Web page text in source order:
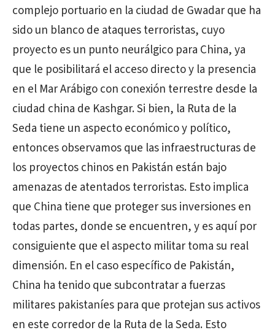
complejo portuario en la ciudad de Gwadar que ha
sido un blanco de ataques terroristas, cuyo
proyecto es un punto neurálgico para China, ya
que le posibilitará el acceso directo y la presencia
en el Mar Arábigo con conexión terrestre desde la
ciudad china de Kashgar. Si bien, la Ruta de la
Seda tiene un aspecto económico y político,
entonces observamos que las infraestructuras de
los proyectos chinos en Pakistán están bajo
amenazas de atentados terroristas. Esto implica
que China tiene que proteger sus inversiones en
todas partes, donde se encuentren, y es aquí por
consiguiente que el aspecto militar toma su real
dimensión. En el caso específico de Pakistán,
China ha tenido quesubcontratara fuerzas
militares pakistaníes para que protejan sus activos
en este corredor de la Ruta de la Seda. Esto